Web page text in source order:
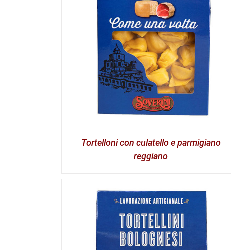
Tortelloni con culatello e parmigiano
reggiano